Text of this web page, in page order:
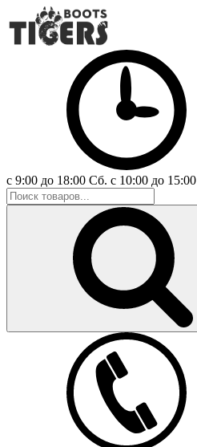
с 9:00 до 18:00 Сб. с 10:00 до 15:00